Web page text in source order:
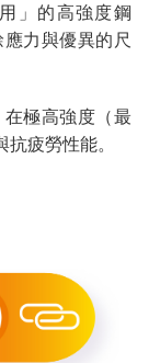
」的高強度鋼
力與優異的尺
極高強度（最
疲勞性能。